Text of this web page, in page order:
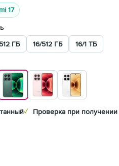
17
ГБ 16/512 ГБ 16/1 ТБ
✓ Проверка при получении